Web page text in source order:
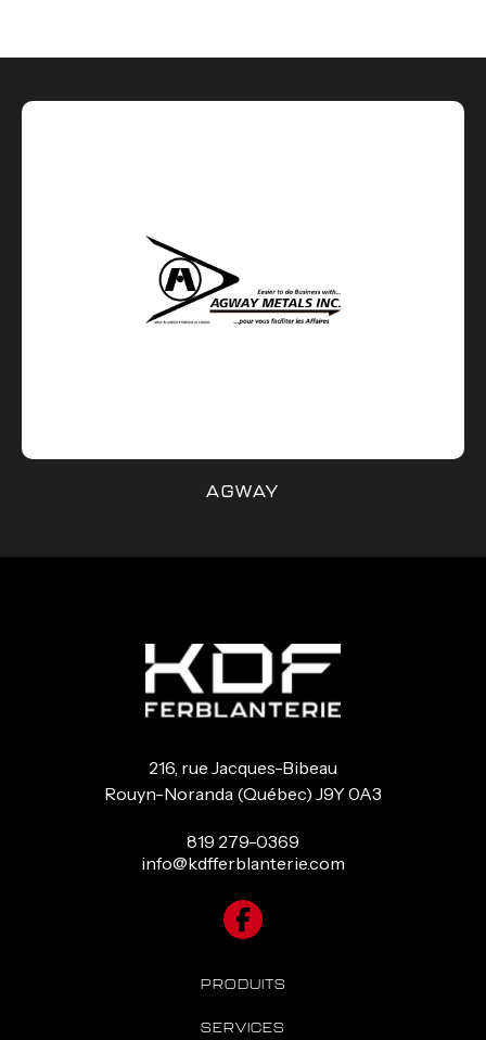
AGWAY
216, rue Jacques-Bibeau
Rouyn-Noranda (Québec) J9Y 0A3
819 279-0369
info@kdfferblanterie.com
PRODUITS
SERVICES